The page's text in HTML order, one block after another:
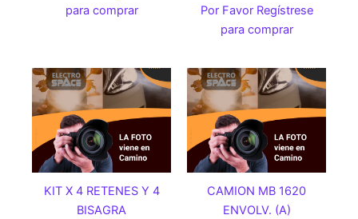
para comprar
Por Favor Regístrese
para comprar
KIT X 4 RETENES Y 4
BISAGRA
CAMION MB 1620
ENVOLV. (A)